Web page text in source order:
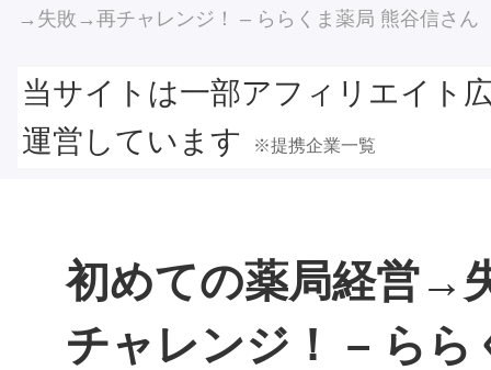
→失敗→再チャレンジ！ – ららくま薬局 熊谷信さん
当サイトは一部アフィリエイト
運営しています
※提携企業一覧
初めての薬局経営→
チャレンジ！ – らら